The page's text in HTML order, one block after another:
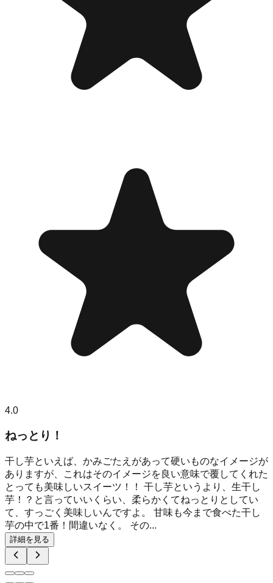
4.0
ねっとり！
干し芋といえば、かみごたえがあって硬いものなイメージが
ありますが、これはそのイメージを良い意味で覆してくれた
とっても美味しいスイーツ！！ 干し芋というより、生干し
芋！？と言っていいくらい、柔らかくてねっとりとしてい
て、すっごく美味しいんですよ。 甘味も今まで食べた干し
芋の中で1番！間違いなく。 その...
詳細を見る